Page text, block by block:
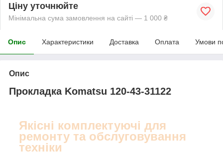
Ціну уточнюйте
Мінімальна сума замовлення на сайті — 1 000 ₴
Опис Характеристики Доставка Оплата Умови
Опис
Прокладка Komatsu 120-43-31122
Якісні комплектуючі для
ремонту та обслуговування
техніки